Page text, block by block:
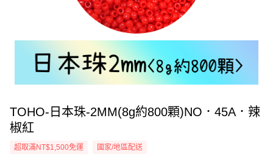
TOHO-日本珠-2MM(8g約800顆)NO．45A．辣
椒紅
超取滿NT$1,500免運 國家/地區配送